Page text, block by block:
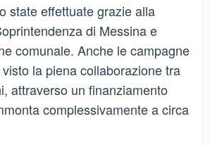
state effettuate grazie alla
di Messina e
comunale. Anche le campagne
la piena collaborazione tra
attraverso un finanziamento
complessivamente a circa